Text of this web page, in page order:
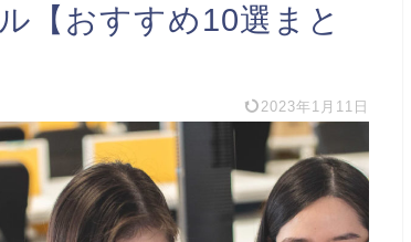
【おすすめ10選まと
2023年1月11日